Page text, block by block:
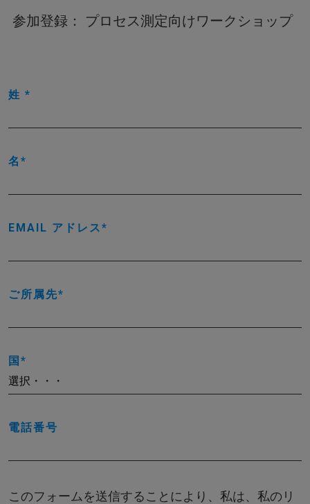
参加登録： プロセス測定向けワークショップ
姓
名
EMAIL アドレス
ご所属先
国
電話番号
このフォームを送信することにより、私は、私のリ